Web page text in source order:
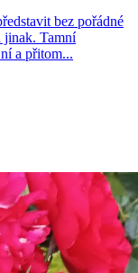
bez pořádné
jinak. Tamní
a přitom...